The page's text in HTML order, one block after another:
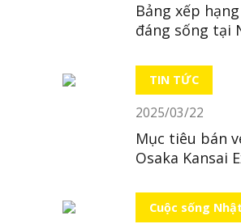
Bảng xếp
đáng sống tại
TIN TỨC
2025/03/22
Mục tiêu bán
Osaka Kansai
Cuộc sống